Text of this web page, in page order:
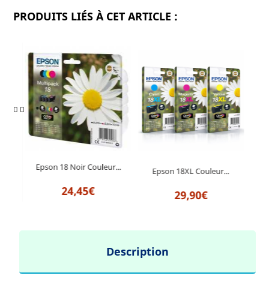
PRODUITS LIÉS À CET ARTICLE :
Epson 18 Noir Couleur...
24,45€
Epson 18XL Couleur...
29,90€
Description